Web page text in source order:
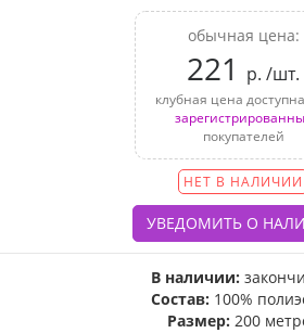
обычная цена:
221 р. /шт.
клубная цена
покупателей
НЕТ В НАЛИЧИИ
В наличии:
Состав: 100%
Размер: 200